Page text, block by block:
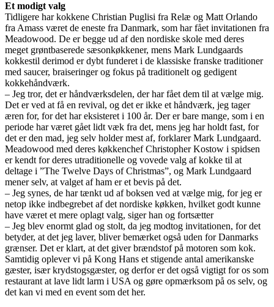
Et modigt valg
Tidligere har kokkene Christian Puglisi fra Relæ og Matt Orlando
fra Amass været de eneste fra Danmark, som har fået invitationen fra
Meadowood. De er begge ud af den nordiske skole med deres
meget grøntbaserede sæsonkøkkener, mens Mark Lundgaards
kokkestil derimod er dybt funderet i de klassiske franske traditioner
med saucer, braiseringer og fokus på traditionelt og gedigent
kokkehåndværk.
– Jeg tror, det er håndværksdelen, der har fået dem til at vælge mig.
Det er ved at få en revival, og det er ikke et håndværk, jeg tager
æren for, for det har eksisteret i 100 år. Der er bare mange, som i en
periode har været gået lidt væk fra det, mens jeg har holdt fast, for
det er den mad, jeg selv holder mest af, forklarer Mark Lundgaard.
Meadowood med deres køkkenchef Christopher Kostow i spidsen
er kendt for deres utraditionelle og vovede valg af kokke til at
deltage i ”The Twelve Days of Christmas”, og Mark Lundgaard
mener selv, at valget af ham er et bevis på det.
– Jeg synes, de har tænkt ud af boksen ved at vælge mig, for jeg er
netop ikke indbegrebet af det nordiske køkken, hvilket godt kunne
have været et mere oplagt valg, siger han og fortsætter
– Jeg blev enormt glad og stolt, da jeg modtog invitationen, for det
betyder, at det jeg laver, bliver bemærket også uden for Danmarks
grænser. Det er klart, at det giver brændstof på motoren som kok.
Samtidig oplever vi på Kong Hans et stigende antal amerikanske
gæster, især krydstogsgæster, og derfor er det også vigtigt for os som
restaurant at lave lidt larm i USA og gøre opmærksom på os selv, og
det kan vi med en event som det her.